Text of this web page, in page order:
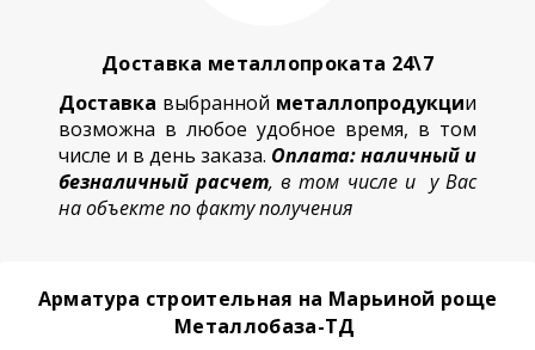
Доставка металлопроката 24\7
Доставка выбранной металлопродукции
возможна в любое удобное время, в том
числе и в день заказа. Оплата: наличный и
безналичный расчет, в том числе и у Вас
на объекте по факту получения
Арматура строительная на Марьиной роще
Металлобаза-ТД